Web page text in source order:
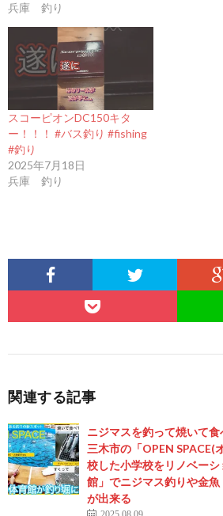
兵庫 釣り
スコーピオンDC150キタ
ー！！！ #バス釣り #fishing
#釣り
2025年7月18日
兵庫 釣り
関連する記事
ニジマスを釣って焼いて
三木市の「OPEN SPACE(
校した小学校をリノベー
館」でニジマス釣りや金
が出来る
2025.08.09